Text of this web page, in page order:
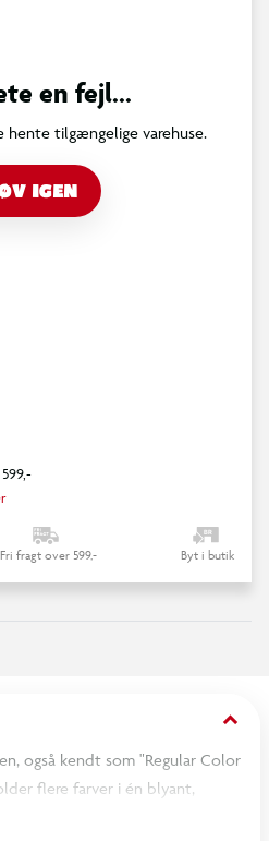
en fejl...
hente tilgængelige varehuse.
IGEN
Fri fragt over 599,- Byt i butik
keyboard_arrow_down
også kendt som "Regular Color
flere farver i én blyant,